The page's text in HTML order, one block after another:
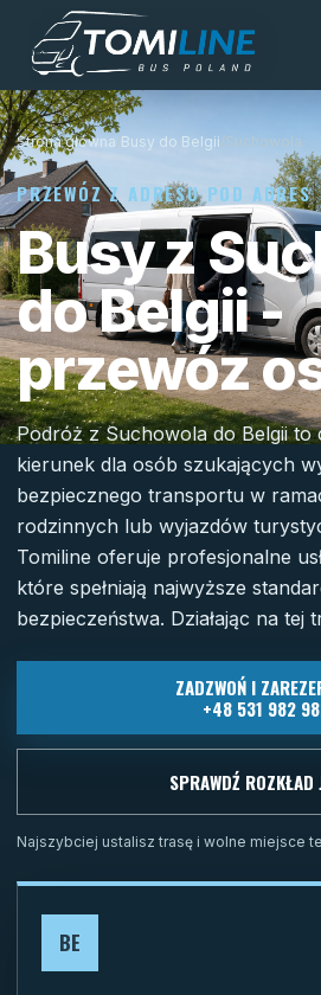
Przejdź do treści
Strona główna Busy do Belgii Suchowola
PRZEWÓZ Z ADRESU POD ADRES
Busy z
do Belgii -
przewóz
Podróż z Suchowola do Belgii
kierunek dla osób szukających
bezpiecznego transportu w
rodzinnych lub wyjazdów
Tomiline oferuje profesjonalne
które spełniają najwyższe
bezpieczeństwa. Działając na tej
ZADZWOŃ I
+48 531 982
SPRAWDŹ ROZKŁAD
Najszybciej ustalisz trasę i wolne miejsce
BE